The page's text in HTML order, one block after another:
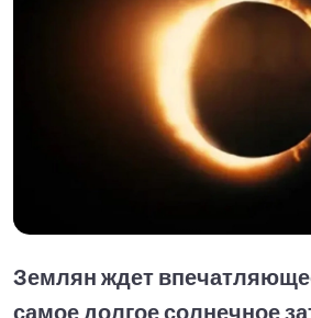
Землян ждет
самое долгое солнечное